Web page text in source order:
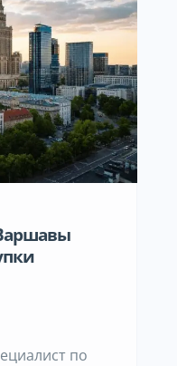
взгляд
путь от
ключей в
по